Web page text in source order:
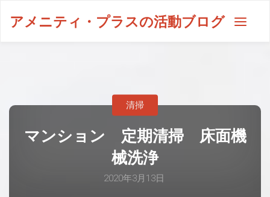
アメニティ・プラスの活動ブログ
マンション 定期清掃 床面機
械洗浄
2020年3月13日
清掃